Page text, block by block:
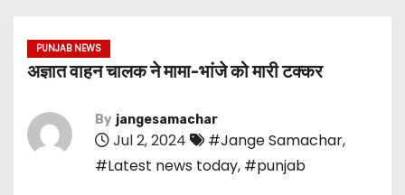
PUNJAB NEWS
अज्ञात वाहन चालक ने मामा-भांजे को मारी टक्कर
By jangesamachar
Jul 2, 2024 #Jange Samachar,
#Latest news today, #punjab